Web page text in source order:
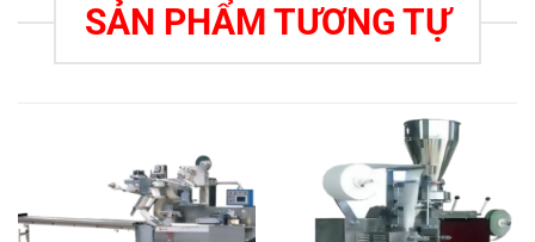
SẢN PHẨM TƯƠNG TỰ